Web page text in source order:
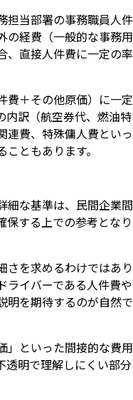
担当部署の事務職員人件
の経費（一般的な事務用
、直接人件費に一定の率
費＋その他原価）に一定
内訳（航空券代、燃油特
連費、特殊傭人費といっ
ともあります。
細な基準は、民間企業間
保する上での参考となり
さを求めるわけではあり
ライバーである人件費や
明を期待するのが自然で
」といった間接的な費用
透明で理解しにくい部分